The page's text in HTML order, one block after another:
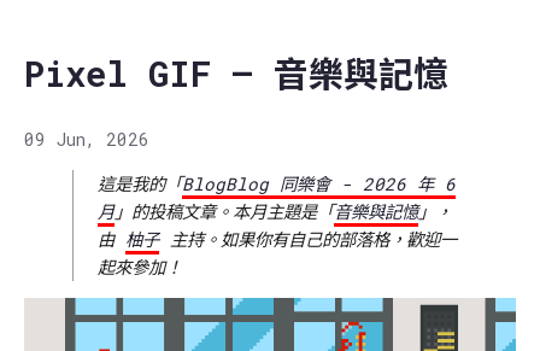
Pixel GIF – 音樂與記憶
09 Jun, 2026
這是我的「BlogBlog 同樂會 - 2026 年 6
月」的投稿文章。本月主題是「音樂與記憶」，
由 柚子主持。如果你有自己的部落格，歡迎一
起來參加！